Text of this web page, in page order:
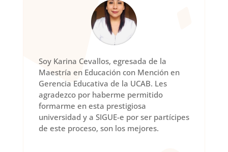
Soy Karina Cevallos, egresada de la
Maestría en Educación con Mención en
Gerencia Educativa de la UCAB. Les
agradezco por haberme permitido
formarme en esta prestigiosa
universidad y a SIGUE-e por ser partícipes
de este proceso, son los mejores.